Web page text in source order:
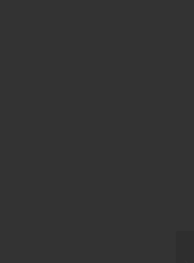
wird der Dialog geschlossen. Seine Funktionalität ist